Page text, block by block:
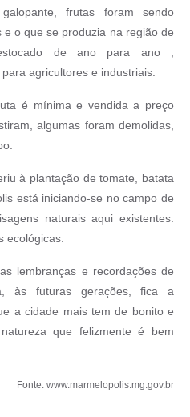
frutas foram sendo
o que se produzia na região de
de ano para ano ,
agricultores e industriais.
é mínima e vendida a preço
algumas foram demolidas,
à plantação de tomate, batata
está iniciando-se no campo de
naturais aqui existentes:
ecológicas.
lembranças e recordações de
às futuras gerações, fica a
a cidade mais tem de bonito e
que felizmente é bem
Fonte: www.marmelopolis.mg.gov.br